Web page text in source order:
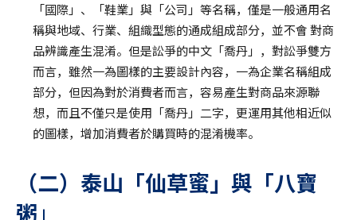
「國際」、「鞋業」與「公司」等名稱，僅是一般通用名
稱與地域、行業、組織型態的通成組成部分，並不會 對商
品辨識產生混淆。但是訟爭的中文「喬丹」，對訟爭雙方
而言，雖然一為圖樣的主要設計內容，一為企業名稱組成
部分，但因為對於消費者而言，容易產生對商品來源聯
想，而且不僅只是使用「喬丹」二字，更運用其他相近似
的圖樣，增加消費者於購買時的混淆機率。
（二）泰山「仙草蜜」與「八寶
粥 」